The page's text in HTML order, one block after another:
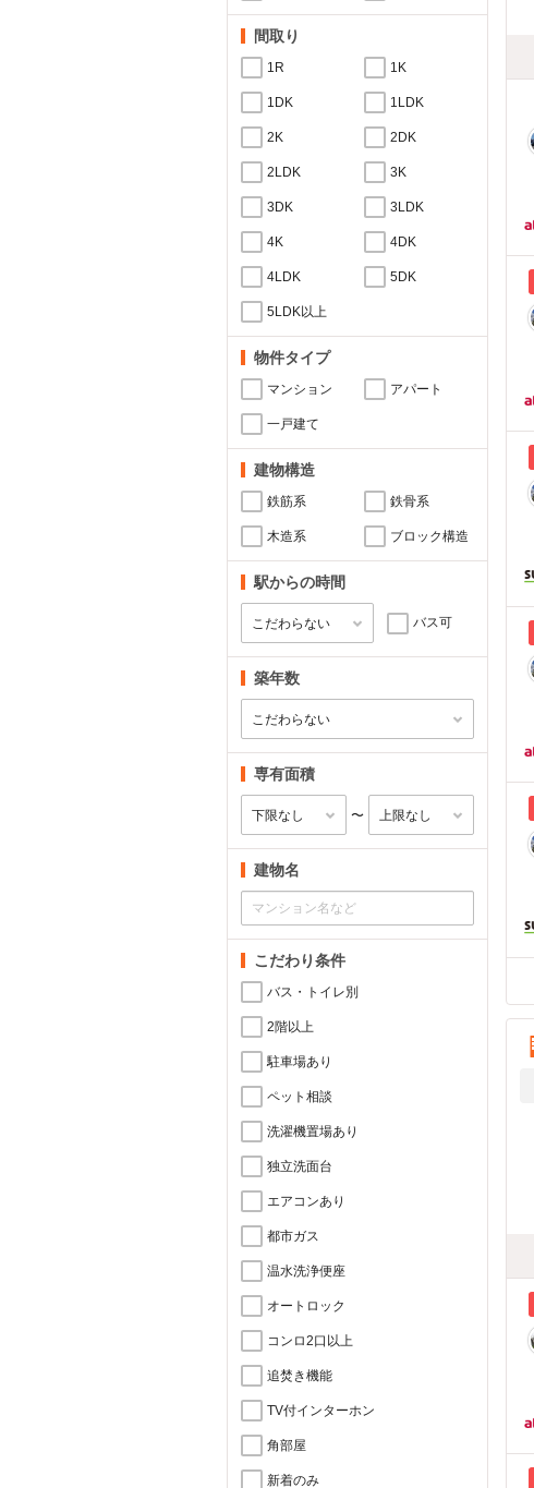
間取り
1R 1K
1DK 1LDK
2K 2DK
2LDK 3K
3DK 3LDK
4K 4DK
4LDK 5DK
5LDK以上
物件タイプ
マンション アパート
一戸建て
建物構造
鉄筋系 鉄骨系
木造系 ブロック構造
駅からの時間
バス可
築年数
専有面積
〜
建物名
こだわり条件
バス・トイレ別
2階以上
駐車場あり
ペット相談
洗濯機置場あり
独立洗面台
エアコンあり
都市ガス
温水洗浄便座
オートロック
コンロ2口以上
追焚き機能
TV付インターホン
角部屋
新着のみ